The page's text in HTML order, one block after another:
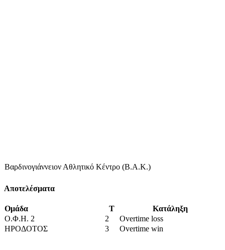
Βαρδινογιάννειον Αθλητικό Κέντρο (Β.Α.Κ.)
Αποτελέσματα
Ομάδα T
Κατάληξη
Ο.Φ.Η. 2
2
Overtime loss
ΗΡΟΔΟΤΟΣ
3 Overtime win